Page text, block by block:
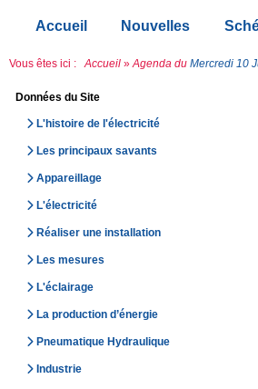
Accueil Nouvelles
Vous êtes ici : Accueil »Agenda du Mercredi 10
Données du Site
L'histoire de l'électricité
Les principaux savants
Appareillage
L'électricité
Réaliser une installation
Les mesures
L'éclairage
La production d’énergie
Pneumatique Hydraulique
Industrie